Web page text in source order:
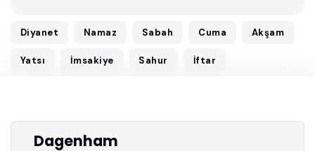
Diyanet Namaz Sabah Cuma Akşam
Yatsı İmsakiye Sahur İftar
Dagenham